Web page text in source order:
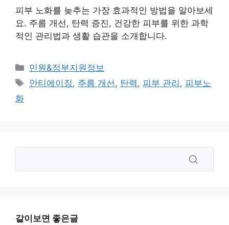
피부 노화를 늦추는 가장 효과적인 방법을 알아보세
요. 주름 개선, 탄력 증진, 건강한 피부를 위한 과학
적인 관리법과 생활 습관을 소개합니다.
카
테
민원&정부지원정보
태
안티에이징, 주름 개선, 탄력, 피부 관리 , 피부노
화
같이보면 좋은글